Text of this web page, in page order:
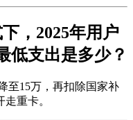
，2025年用户
低支出是多少？
至15万，再扣除国家补
重卡。